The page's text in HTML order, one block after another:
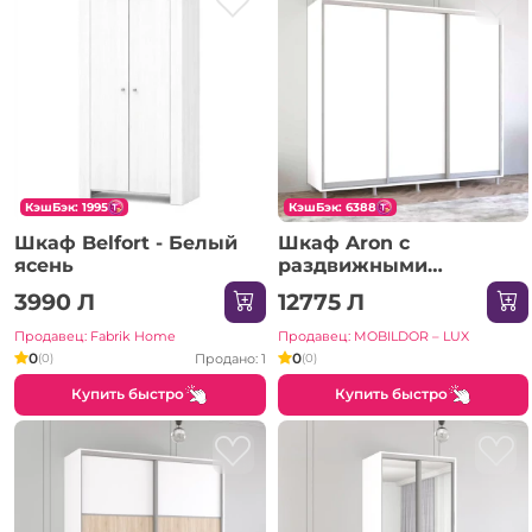
КэшБэк: 1995
Шкаф Belfort - Белый
ясень
3990 Л
Продавец: Fabrik Home
0(0) Продано: 1
Купить быстро
КэшБэк: 6388
Шкаф Aron с
раздвижными
дверями из ЛДСП
(270x60x210H см)
Sonoma
12775 Л
Продавец: MOBILDOR – LUX
0(0)
Купить быстро